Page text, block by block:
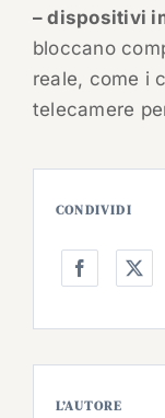
– dispositivi
bloccano
reale, come i
telecamere
CONDIVIDI
L’AUTORE